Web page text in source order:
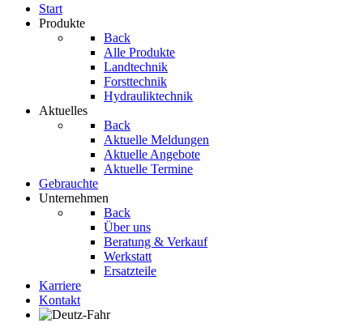
Start
Produkte
Back
Alle Produkte
Landtechnik
Forsttechnik
Hydrauliktechnik
Aktuelles
Back
Aktuelle Meldungen
Aktuelle Angebote
Aktuelle Termine
Gebrauchte
Unternehmen
Back
Über uns
Beratung & Verkauf
Werkstatt
Ersatzteile
Karriere
Kontakt